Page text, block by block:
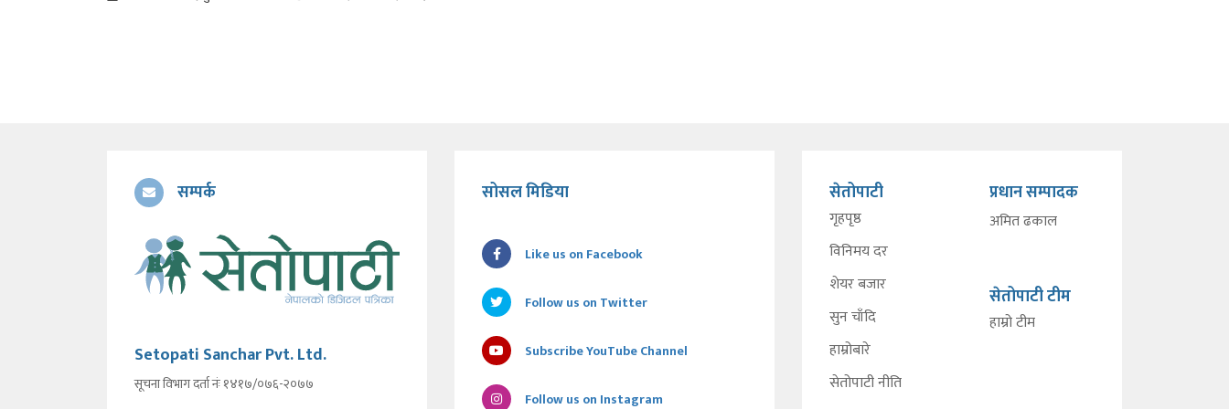
सम्पर्क
Setopati Sanchar Pvt. Ltd.
सूचना विभाग दर्ता नंः १४१७/०७६-२०७७
सोसल मिडिया
Like us on Facebook
Follow us on Twitter
Subscribe YouTube Channel
Follow us on Instagram
सेतोपाटी
गृहपृष्ठ
विनिमय दर
शेयर बजार
सुन चाँदि
हाम्रोबारे
सेतोपाटी नीति
प्रधान सम्पादक
अमित ढकाल
सेतोपाटी टीम
हाम्रो टीम